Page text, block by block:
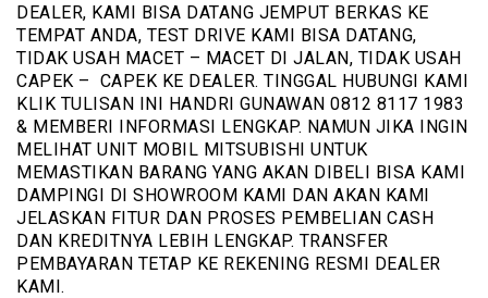
DEALER, KAMI BISA DATANG JEMPUT BERKAS KE
TEMPAT ANDA, TEST DRIVE KAMI BISA DATANG,
TIDAK USAH MACET – MACET DI JALAN, TIDAK USAH
CAPEK – CAPEK KE DEALER. TINGGAL HUBUNGI KAMI
KLIK TULISAN INI HANDRI GUNAWAN 0812 8117 1983
& MEMBERI INFORMASI LENGKAP. NAMUN JIKA INGIN
MELIHAT UNIT MOBIL MITSUBISHI UNTUK
MEMASTIKAN BARANG YANG AKAN DIBELI BISA KAMI
DAMPINGI DI SHOWROOM KAMI DAN AKAN KAMI
JELASKAN FITUR DAN PROSES PEMBELIAN CASH
DAN KREDITNYA LEBIH LENGKAP. TRANSFER
PEMBAYARAN TETAP KE REKENING RESMI DEALER
KAMI.